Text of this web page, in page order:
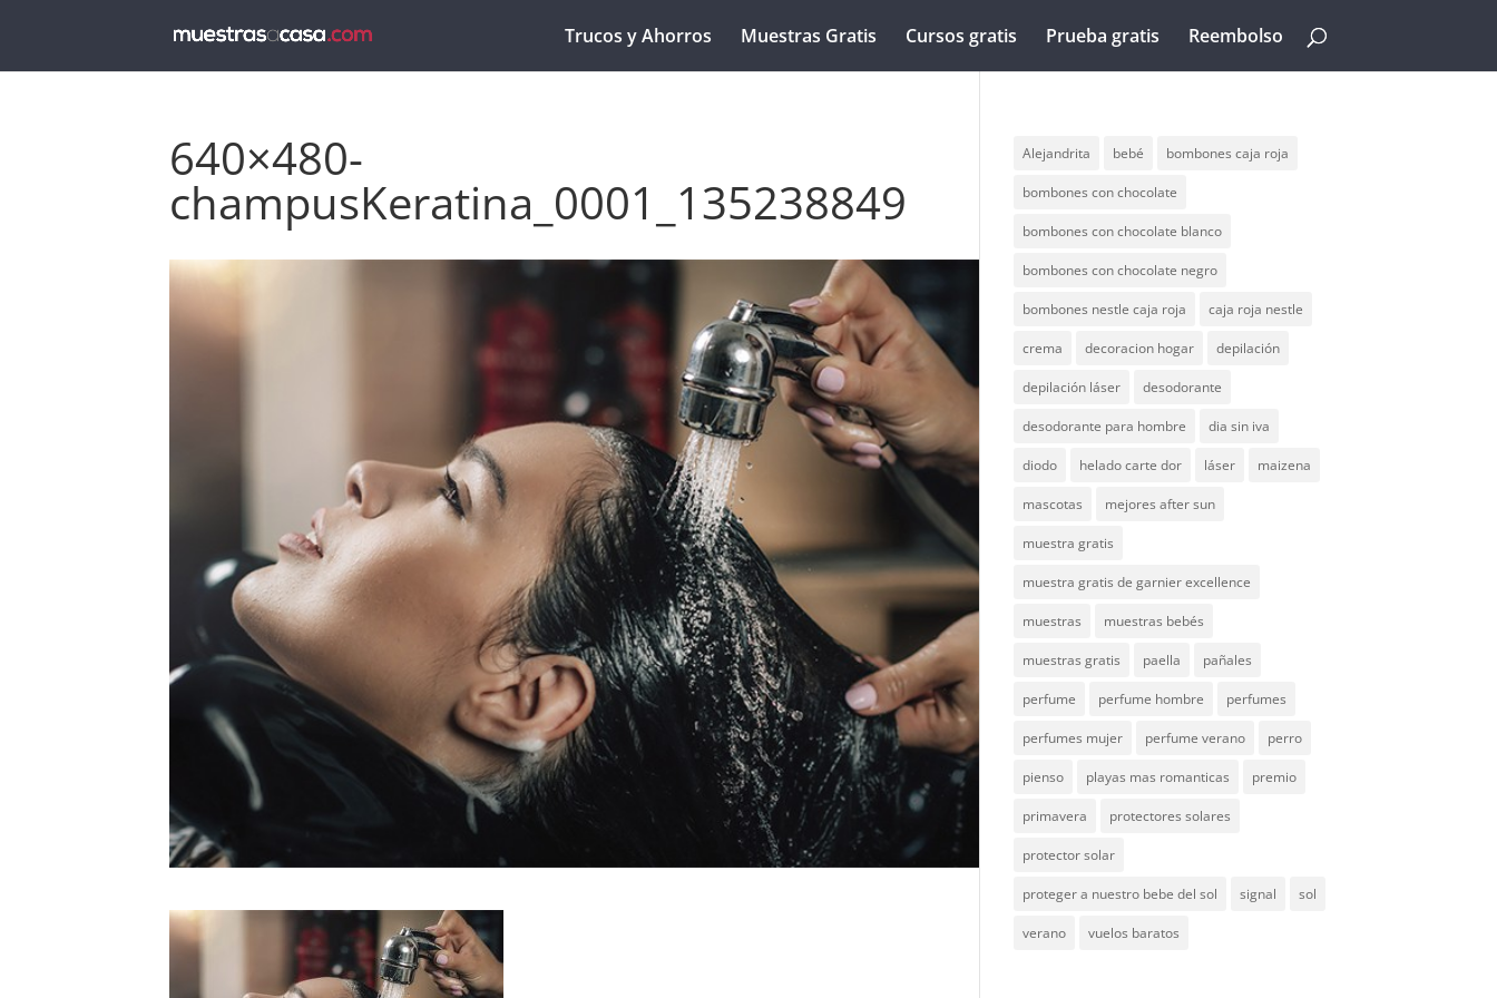
Trucos y Ahorros Muestras Gratis Cursos gratis Prueba gratis Reembolso
640×480-
champusKeratina_0001_135238849
Alejandrita bebé bombones caja roja
bombones con chocolate
bombones con chocolate blanco
bombones con chocolate negro
bombones nestle caja roja caja roja nestle
crema decoracion hogar depilación
depilación láser desodorante
desodorante para hombre dia sin iva
diodo helado carte dor láser maizena
mascotas mejores after sun
muestra gratis
muestra gratis de garnier excellence
muestras muestras bebés
muestras gratis paella pañales
perfume perfume hombre perfumes
perfumes mujer perfume verano perro
pienso playas mas romanticas premio
primavera protectores solares
protector solar
proteger a nuestro bebe del sol signal sol
verano vuelos baratos